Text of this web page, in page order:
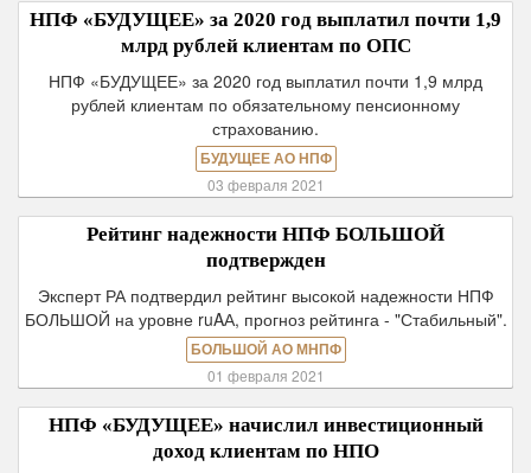
НПФ «БУДУЩЕЕ» за 2020 год выплатил почти 1,9
млрд рублей клиентам по ОПС
НПФ «БУДУЩЕЕ» за 2020 год выплатил почти 1,9 млрд
рублей клиентам по обязательному пенсионному
страхованию.
БУДУЩЕЕ АО НПФ
03 февраля 2021
Рейтинг надежности НПФ БОЛЬШОЙ
подтвержден
Эксперт РА подтвердил рейтинг высокой надежности НПФ
БОЛЬШОЙ на уровне ruAА, прогноз рейтинга - "Стабильный".
БОЛЬШОЙ АО МНПФ
01 февраля 2021
НПФ «БУДУЩЕЕ» начислил инвестиционный
доход клиентам по НПО